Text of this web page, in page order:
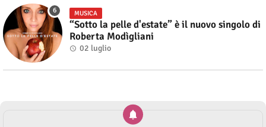
MUSICA
“Sotto la pelle d'estate” è il nuovo singolo di
Roberta Modìgliani
02 luglio